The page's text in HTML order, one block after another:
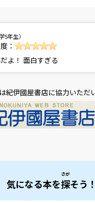
5年生）
：
よ！ 面白すぎる
紀伊國屋書店に協力いただ
気になる本を探
さが
そう！